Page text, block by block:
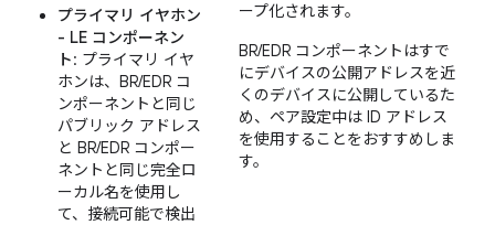
プライマリ イヤホン
- LE コンポーネン
ト: プライマリ イヤ
ホンは、BR/EDR コ
ンポーネントと同じ
パブリック アドレス
と BR/EDR コンポー
ネントと同じ完全ロ
ーカル名を使用し
て、接続可能で検出
ープ化されます。
BR/EDR コンポーネントはすで
にデバイスの公開アドレスを近
くのデバイスに公開しているた
め、ペア設定中は ID アドレス
を使用することをおすすめしま
す。